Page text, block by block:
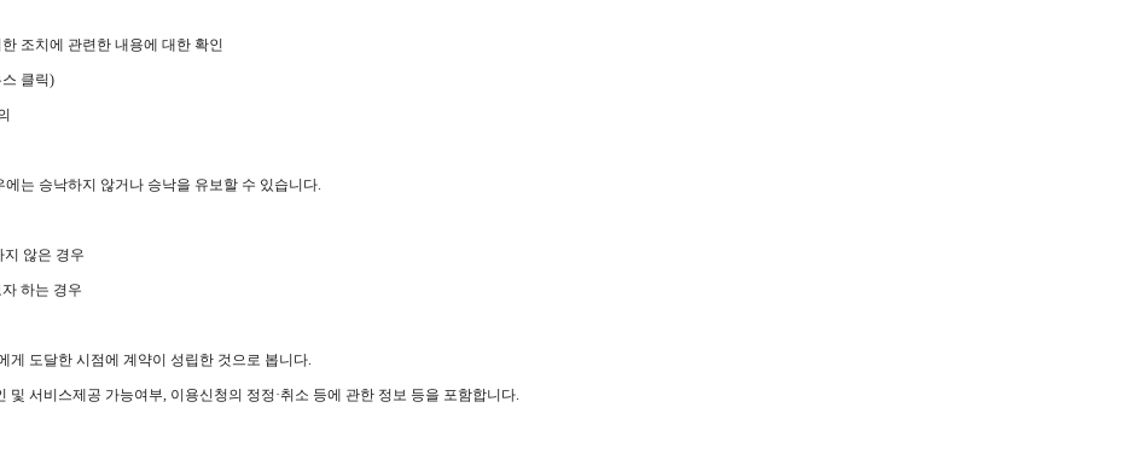
조치에 관련한 내용에 대한 확인
클릭)
는 승낙하지 않거나 승낙을 유보할 수 있습니다.
지 않은 경우
하는 경우
게 도달한 시점에 계약이 성립한 것으로 봅니다.
서비스제공 가능여부, 이용신청의 정정·취소 등에 관한 정보 등을 포함합니다.